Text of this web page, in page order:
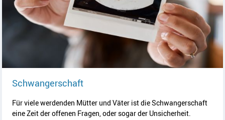
SchwangerschaftArtikel lesen
Für viele werdenden Mütter und Väter ist die Schwangerschaft
eine Zeit der offenen Fragen, oder sogar der Unsicherheit.